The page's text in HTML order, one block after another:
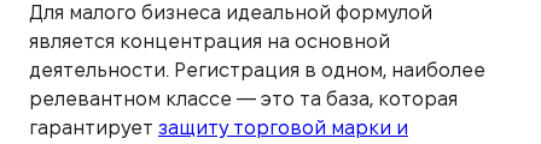
Для малого бизнеса идеальной формулой
является концентрация на основной
деятельности. Регистрация в одном, наиболее
релевантном классе — это та база, которая
гарантирует защиту торговой марки и